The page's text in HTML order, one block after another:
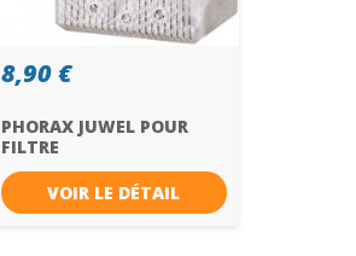
8,90 €
PHORAX JUWEL POUR
FILTRE
COMPACT/COMPACT H
VOIR LE DÉTAIL